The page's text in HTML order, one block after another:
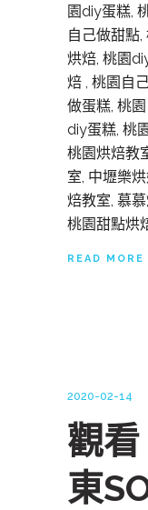
園diy蛋糕,
自己做甜點
烘焙, 桃園
焙 , 桃園自
做蛋糕, 桃
diy蛋糕, 桃
桃園烘焙教
室, 中壢樂
焙教室, 慕
桃園甜點烘
READ MORE
2020-02-14
觀
東